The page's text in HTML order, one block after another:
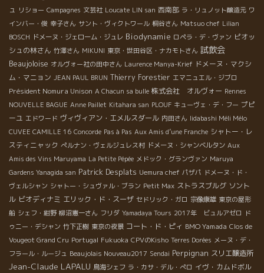
ュ リショー Campagnes 文芸社 Loucate LIN san 西南部 ラ・リュノット醸造元 ワ
インバー・俊 幸子さん サント・ヴィクトワール 桐谷さん Matsuo chef Lilian
BOSCH ドメーヌ・ジェローム・ジュレ Biodynamie ロペラ・デ・ヴァン ピオッ
シュの林さん 竹澤さん MIKUNI 東京・世田谷区・ナカモトさん 試飲会
Beaujoloise オルヴォー社の田中さん Laurence Manya-Krief ドメーヌ・マクシ
ム・マニョン JEAN PAUL BRUN Thierry Forestier エマニュエル・ジブロ
Président Nomura Unison A Chacun sa bulle 株式会社 オルヴォー Rennes
NOUVELLE BAGUE Anne Paillet Kitahara san PLOUF キューヴェ・デ・フー プピ
ーユ エドワード ヴィヴィアン・エメルスダール 内田さん Iidabashi Méli Mélo
CUVEE CAMILLE 16 Concorde Pas à Pas Aux Amis d’une Franche シャトー・レ
スティニャック ぺルナン・ヴェルジュレス村 ドメーヌ・シャンベルタン Aux
Amis des Vins Maruyama La Petite Pépée メドック・グランヴァン Maruya
Gardens Yanagida san Patrick Desplats Uemura chef パザパ ドメーヌ・ド・
ヴェルシャン シャトー・シュヴァル・ブラン Petit Max ストラスブルグ ソント
ル ビオディナミ エリック・ド・スーザ セドリック・ガロ 宗像康雄 東京の屋形
船 シェフ・紺野 柳沼憲一さん フリダ Yamadaya Tours 2017年 ビュルアゼロ ド
ゥニー・デシャン 竹下正樹 東京の夜景 コート・ド・ピィ BMO Yamada Clos de
Vougeot Grand Cru Portugal Fukuoka CPVのKisho Terres Dorées メーヌ・デ・
フラール・ルージュ Beaujolais Nouveau2017 Sendai Perpignan スリエ醸造所
Jean-Claude LAPALU 鳥海シェフ ラ・カサ・デル・ぺロ イヴ・カムドボル